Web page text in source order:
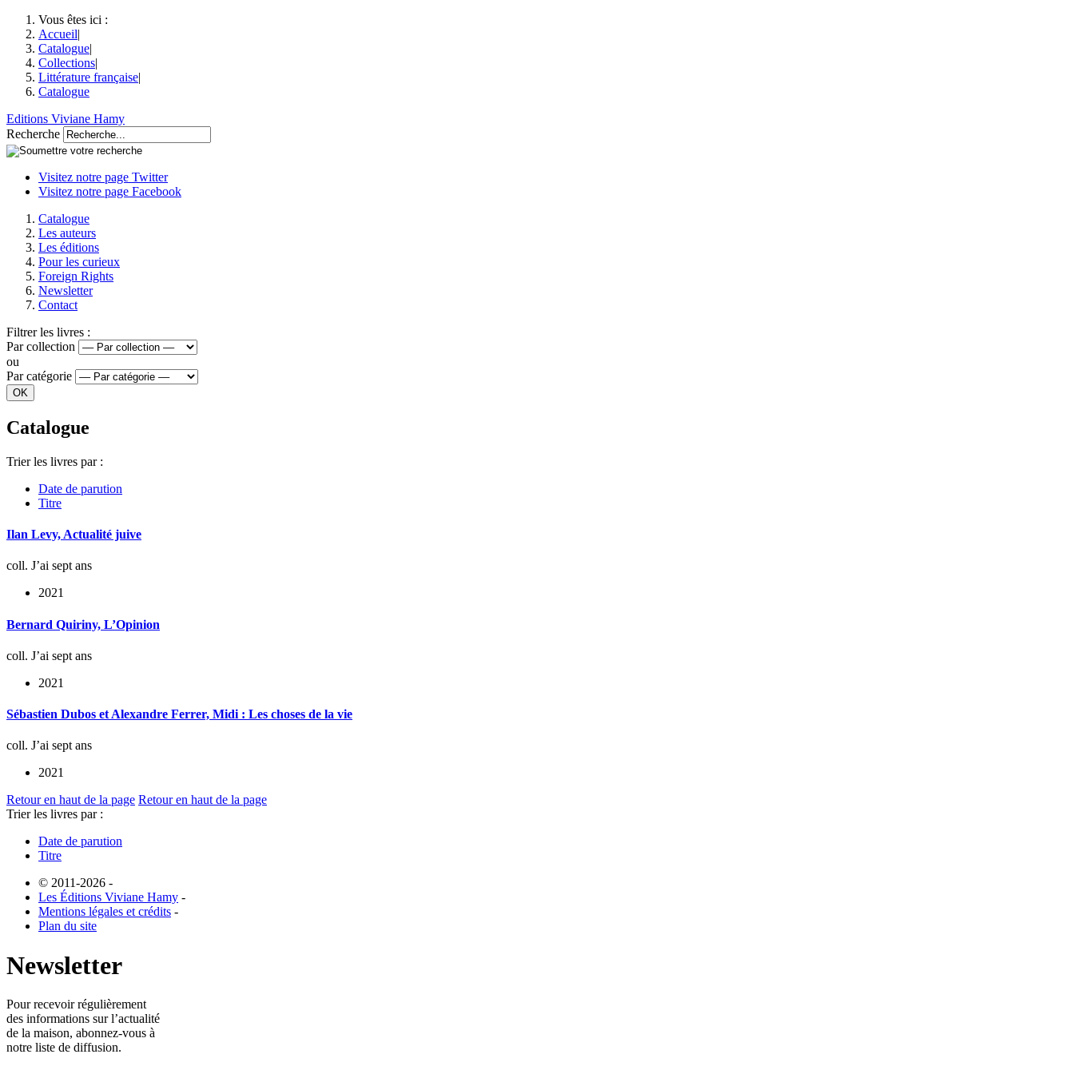
Vous êtes ici :
Accueil|
Catalogue|
Collections|
Littérature française|
Catalogue
Editions Viviane Hamy
Recherche
Visitez notre page Twitter
Visitez notre page Facebook
Catalogue
Les auteurs
Les éditions
Pour les curieux
Foreign Rights
Newsletter
Contact
Filtrer les livres :
Par collection
ou
Par catégorie
Catalogue
Trier les livres par :
Date de parution
Titre
Ilan Levy, Actualité juive
coll. J’ai sept ans
2021
Bernard Quiriny, L’Opinion
coll. J’ai sept ans
2021
Sébastien Dubos et Alexandre Ferrer, Midi : Les choses de la vie
coll. J’ai sept ans
2021
Retour en haut de la page Retour en haut de la page
Trier les livres par :
Date de parution
Titre
© 2011-2026 -
Les Éditions Viviane Hamy -
Mentions légales et crédits -
Plan du site
Newsletter
Pour recevoir régulièrement
des informations sur l’actualité
de la maison, abonnez-vous à
notre liste de diffusion.